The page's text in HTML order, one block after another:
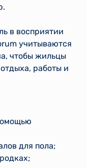
в восприятии
учитываются
чтобы жильцы
работы и
для пола;